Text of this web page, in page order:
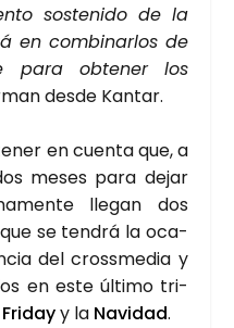
sos­te­ni­do de la
en com­bi­nar­los de
para obte­ner los
des­de Kan­tar.
en cuen­ta que, a
meses para dejar
lle­gan dos
se ten­drá la oca­
del cross­me­dia y
en este últi­mo tri­
y la Navi­dad.